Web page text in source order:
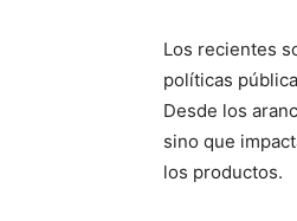
Los recientes
políticas
Desde los
sino que
los productos.